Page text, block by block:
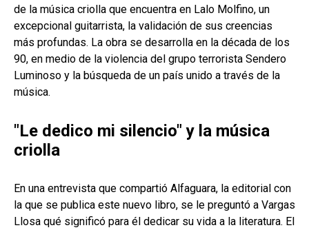
de la música criolla que encuentra en Lalo Molfino, un
excepcional guitarrista, la validación de sus creencias
más profundas. La obra se desarrolla en la década de los
90, en medio de la violencia del grupo terrorista Sendero
Luminoso y la búsqueda de un país unido a través de la
música.
"Le dedico mi silencio" y la música
criolla
En una entrevista que compartió Alfaguara, la editorial con
la que se publica este nuevo libro, se le preguntó a Vargas
Llosa qué significó para él dedicar su vida a la literatura. El